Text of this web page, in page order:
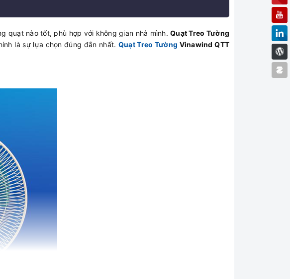
quạt nào tốt, phù hợp với không gian nhà mình.Quạt Treo Tường
là sự lựa chọn đúng đắn nhất. Quạt Treo Tường Vinawind QTT